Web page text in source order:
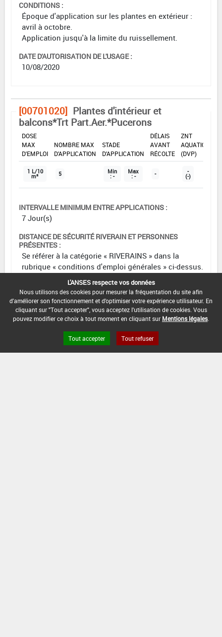
CONDITIONS :
Époque d'application sur les plantes en extérieur :
avril à octobre.
Application jusqu'à la limite du ruissellement.
DATE D'AUTORISATION DE L'USAGE :
10/08/2020
[00701020] Plantes d'intérieur et
balcons*Trt Part.Aer.*Pucerons
DOSE
MAX
D'EMPLOI
NOMBRE MAX
D'APPLICATION
STADE
D'APPLICATION
DÉLAIS
AVANT
RÉCOLTE
ZNT
AQUATIQUE
(DVP)
1 L/10
m² 5 Min
: -
Max
: - - -
(-)
INTERVALLE MINIMUM ENTRE APPLICATIONS :
7 Jour(s)
DISTANCE DE SÉCURITÉ RIVERAIN ET PERSONNES
PRÉSENTES :
Se référer à la catégorie « RIVERAINS » dans la
rubrique « conditions d'emploi générales » ci-dessus.
En l'absence de distance de sécurité riverains fixée
dans l'AMM, l'arrêté du 4 mai 2017 relatif à la mise sur
le marché et à l'utilisation des produits
phytopharmaceutiques et de leurs adjuvants visés à
l'article L. 253-1 du code rural et de la pêche maritime
CONDITIONS :
L'ANSES respecte vos données
Nous utilisons des cookies pour mesurer la fréquentation du site afin
d'améliorer son fonctionnement et d'optimiser votre expérience utilisateur. En
cliquant sur "Tout accepter", vous acceptez l'utilisation de cookies. Vous
pouvez modifier ce choix à tout moment en cliquant sur Mentions légales
Tout accepter Tout refuser